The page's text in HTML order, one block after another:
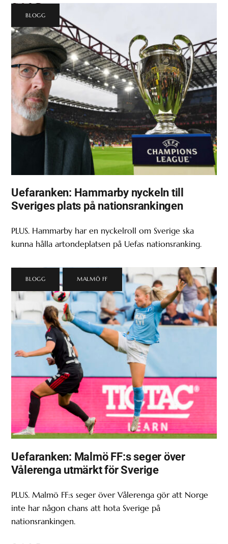
BLOGG
Uefaranken: Hammarby nyckeln till
Sveriges plats på nationsrankingen
PLUS. Hammarby har en nyckelroll om Sverige ska
kunna hålla artondeplatsen på Uefas nationsranking.
BLOGG MALMÖ FF
Uefaranken: Malmö FF:s seger över
Vålerenga utmärkt för Sverige
PLUS. Malmö FF:s seger över Vålerenga gör att Norge
inte har någon chans att hota Sverige på
nationsrankingen.